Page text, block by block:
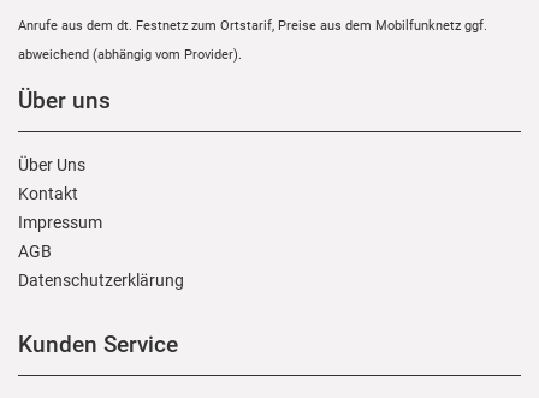
Anrufe aus dem dt. Festnetz zum Ortstarif, Preise aus dem Mobilfunknetz ggf.
abweichend (abhängig vom Provider).
Über uns
Über Uns
Kontakt
Impressum
AGB
Daten­schutz­erklärung
Kunden Service